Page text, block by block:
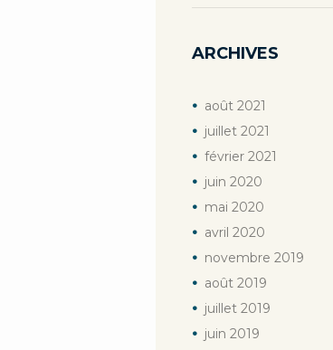
MartaMaté_vi(e)
ARCHIVES
août 2021
juillet 2021
février 2021
juin 2020
mai 2020
avril 2020
novembre 2019
août 2019
juillet 2019
juin 2019